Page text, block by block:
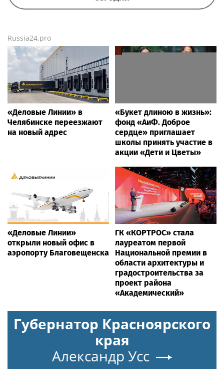
Russia24.pro
«Деловые Линии» в
Челябинске переезжают
на новый адрес
«Букет длиною в жизнь»:
фонд «АиФ. Доброе
сердце» приглашает
школы принять участие в
акции «Дети и Цветы»
«Деловые Линии»
открыли новый офис в
аэропорту Благовещенска
ГК «КОРТРОС» стала
лауреатом первой
Национальной премии в
области архитектуры и
градостроительства за
проект района
«Академический»
Губернатор Красноярского
края
Александр Усс